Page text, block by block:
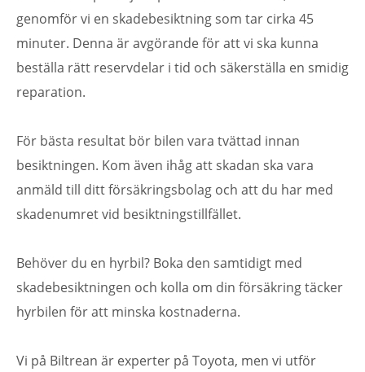
genomför vi en skadebesiktning som tar cirka 45
minuter. Denna är avgörande för att vi ska kunna
beställa rätt reservdelar i tid och säkerställa en smidig
reparation.
För bästa resultat bör bilen vara tvättad innan
besiktningen. Kom även ihåg att skadan ska vara
anmäld till ditt försäkringsbolag och att du har med
skadenumret vid besiktningstillfället.
Behöver du en hyrbil? Boka den samtidigt med
skadebesiktningen och kolla om din försäkring täcker
hyrbilen för att minska kostnaderna.
Vi på Biltrean är experter på Toyota, men vi utför